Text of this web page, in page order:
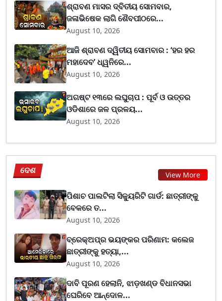
ଶ୍ରାବଣ ମାସର ଦ୍ବିତୀୟ ସୋମବାର,
ଜଳାଭିଷେକ ଲାଗି ଶୈବପୀଠରେ...
August 10, 2026
ଆଜି ଶ୍ରାବଣ ଦ୍ୱିତୀୟ ସୋମବାର : ‘ହର ହର
ମହାଦେବ’ ଧ୍ୱନିରେ...
August 10, 2026
ଅଗଷ୍ଟ ୧୩ରେ ଲଘୁଚାପ : ପୂର୍ବ ଓ ଉତ୍ତର
ଓଡିଶାରେ ଜଳ ପ୍ରଳୟ...
August 10, 2026
ଦେଶ View More
ପିଶାଚ ପାଲଟିଲା ସିକ୍ୟୁରିଟି ଗାର୍ଡ: ଛାତ୍ରୀଙ୍କୁ
ବେକରେ ତ...
August 10, 2026
ବ୍ରେକ୍ଅପ୍‌ର ଭୟଙ୍କର ପରିଣାମ: କଲେଜ
ଛାତ୍ରୀଙ୍କୁ ହତ୍ୟା,...
August 10, 2026
ଦାବି ପୂରଣ ହେଲାନି, ଝାଡ଼ଖଣ୍ଡ ବିଧାନସଭା
ଘେରିବେ ଆନ୍ଦୋଳ...